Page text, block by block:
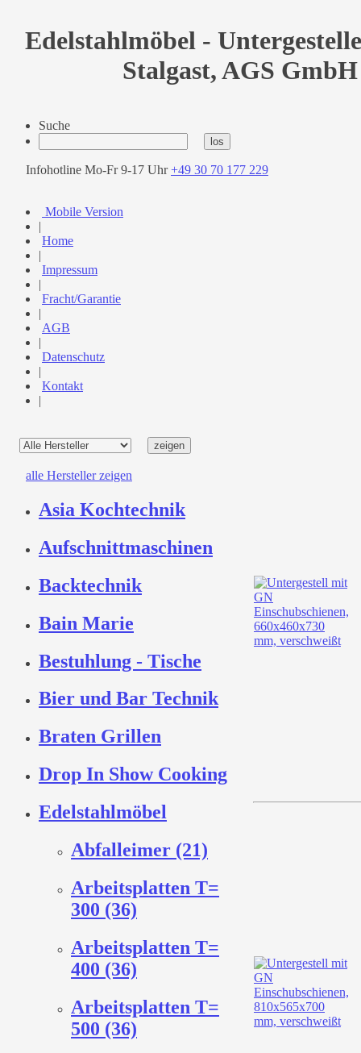
Edelstahlmöbel -
Stalgast, AGS GmbH
Suche
Infohotline Mo-Fr 9-17 Uhr+49 30 70 177 229
Mobile Version
|
Home
|
Impressum
|
Fracht/Garantie
|
AGB
|
Datenschutz
|
Kontakt
|
alle Hersteller zeigen
Asia Kochtechnik
Aufschnittmaschinen
Backtechnik
Bain Marie
Bestuhlung - Tische
Bier und Bar Technik
Braten Grillen
Drop In Show Cooking
Edelstahlmöbel
Abfalleimer (21)
Arbeitsplatten T=
300 (36)
Arbeitsplatten T=
400 (36)
Arbeitsplatten T=
500 (36)